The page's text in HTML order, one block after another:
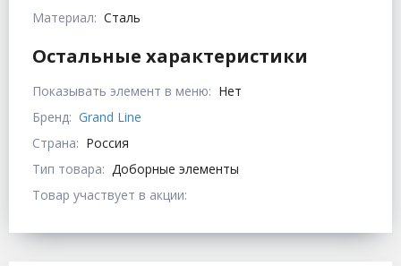
Материал: Сталь
Остальные характеристики
Показывать элемент в меню: Нет
Бренд: Grand Line
Страна: Россия
Тип товара: Доборные элементы
Товар участвует в акции: